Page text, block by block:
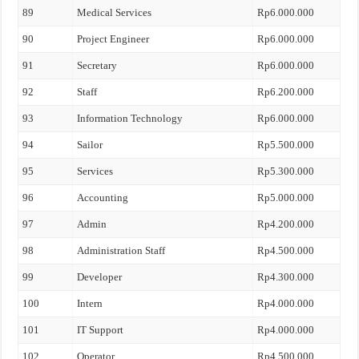
89 Medical Services Rp6.000.000
90 Project Engineer Rp6.000.000
91 Secretary Rp6.000.000
92 Staff Rp6.200.000
93 Information Technology Rp6.000.000
94 Sailor Rp5.500.000
95 Services Rp5.300.000
96 Accounting Rp5.000.000
97 Admin Rp4.200.000
98 Administration Staff Rp4.500.000
99 Developer Rp4.300.000
100 Intern Rp4.000.000
101 IT Support Rp4.000.000
102 Operator Rp4.500.000